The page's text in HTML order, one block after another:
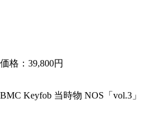
価格：39,800円
BMC Keyfob 当時物 NOS「vol.3」